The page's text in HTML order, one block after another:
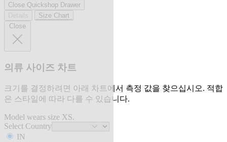
Close Quickshop Drawer
Size Chart
Close
의류 사이즈 차트
크기를 결정하려면 아래 차트에서 측정 값을 찾으십시오. 적합
은 스타일에 따라 다를 수 있습니다.
Model wears size XS.
Select Country
IN